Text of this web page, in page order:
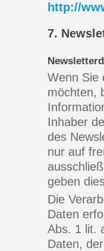
http://
7.
Wenn Sie
möchten,
Inhaber
des
nur auf
geben
Die
Daten
Abs. 1 lit.
Daten,